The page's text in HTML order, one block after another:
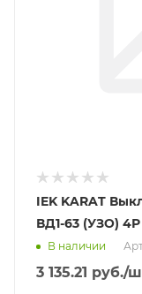
IEK KARAT
ВД1-63 (УЗО)
В наличии
3 135.21 руб./